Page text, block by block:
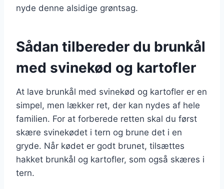
nyde denne alsidige grøntsag.
Sådan tilbereder du brunkål
med svinekød og kartofler
At lave brunkål med svinekød og kartofler er en
simpel, men lækker ret, der kan nydes af hele
familien. For at forberede retten skal du først
skære svinekødet i tern og brune det i en
gryde. Når kødet er godt brunet, tilsættes
hakket brunkål og kartofler, som også skæres i
tern.